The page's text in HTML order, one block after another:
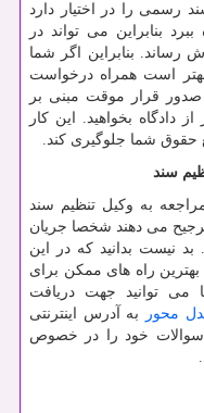
رسمی را در اختیار دارد
بنابراین می تواند در
رساند. بنابراین اگر شما
است همراه درخواست
قرار موقت مبنی بر
بخواهید. این کار
حقوق شما جلوگیری کند.
سند
به وکیل تنظیم سند
می دهند شخصا جریان
بد نیست بدانید که در این
راه های ممکن برای
توانید جهت دریافت
محور
به آدرس اینترنتی
سوالات خود را در خصوص